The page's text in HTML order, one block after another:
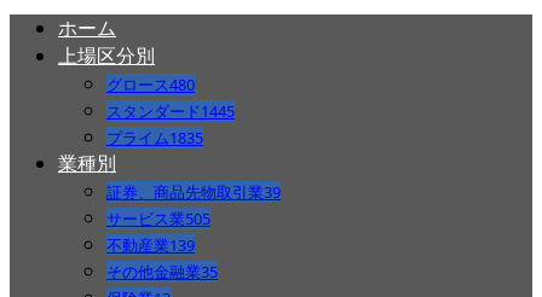
ホーム
上場区分別
グロース480
スタンダード1445
プライム1835
業種別
証券、商品先物取引業39
サービス業505
不動産業139
その他金融業35